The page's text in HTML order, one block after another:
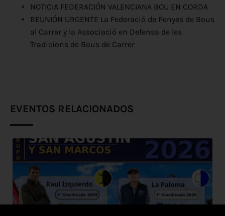
NOTICIA FEDERACIÓN VALENCIANA BOU EN CORDA
REUNIÓN URGENTE La Federació de Penyes de Bous
al Carrer y la Associació en Defensa de les
Tradicions de Bous de Carrer
EVENTOS RELACIONADOS